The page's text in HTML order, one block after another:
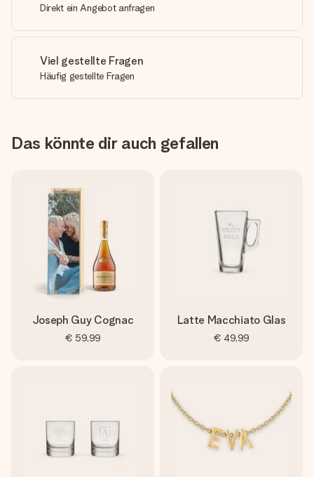
Direkt ein Angebot anfragen
Viel gestellte Fragen
Häufig gestellte Fragen
Das könnte dir auch gefallen
Joseph Guy Cognac
€ 59,99
Latte Macchiato Glas
€ 49,99